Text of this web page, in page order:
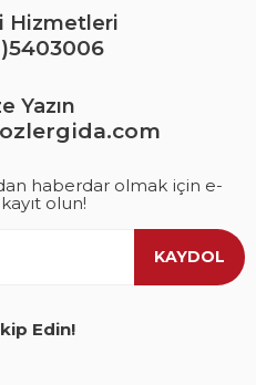
Hizmetleri
Yazın
haberdar olmak için e-
olun!
KAYDOL
Edin!